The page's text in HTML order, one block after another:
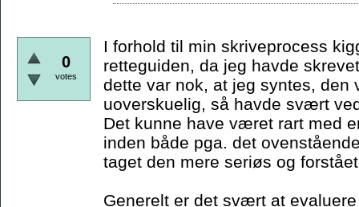
0
votes
I forhold til min skriveprocess
retteguiden, da jeg havde
dette var nok, at jeg syntes, den
uoverskuelig, så havde svært
Det kunne have været rart med
inden både pga. det
taget den mere seriøs og
Generelt er det svært at